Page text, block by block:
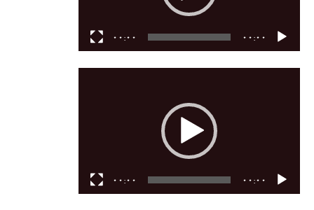
00:00
00:00
00:00
00:00